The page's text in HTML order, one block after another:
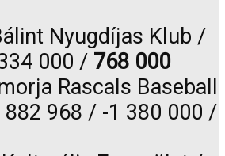
Nyugdíjas Klub /
000 / 768 000
Rascals Baseball
882 968 / -1 380 000 /